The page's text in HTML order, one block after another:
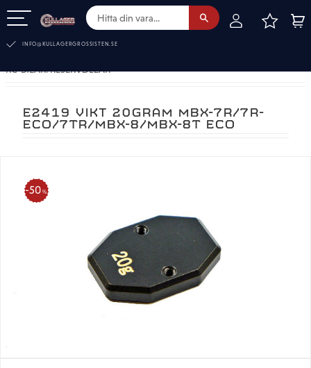
INFO@KULLAGERGROSSISTEN.SE
RC-BILAR. RESERVDELAR
E2419 VIKT 20GRAM MBX-7R/7R-
ECO/7TR/MBX-8/MBX-8T ECO
50 %